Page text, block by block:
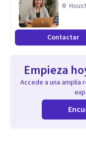
Contactar
Empieza
Accede a una amplia